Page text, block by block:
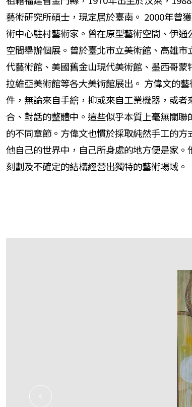
藝術研究所碩士，現定居於臺南。 2000年曾
術中心駐村藝術家。曾在原型藝術空間、伊
空間舉辦個展。曾於臺北市立美術館、高雄
代藝術館、美國舊金山現代美術館、墨西哥
拉維亞美術館等各大美術館展出。 方偉文的
件，無論來自手繪，抑或來自工業機器，或
合、對話的整體中。這些似乎本質上毫無關
的不同章節。方偉文也慣於採取純然手工的
他自己的世界中，自己所身處的地方便是家
刻劃及不確定的結構經營出獨特的藝術場域。